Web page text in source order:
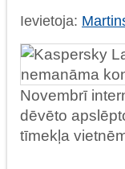
Ievietoja:
Novembrī
dēvēto
tīmekļa